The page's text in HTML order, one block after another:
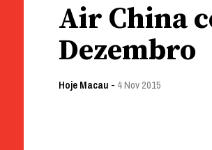
Air China
Dezembro
Hoje Macau - 4 Nov 2015